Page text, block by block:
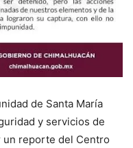
de Santa María
y servicios de
reporte del Centro